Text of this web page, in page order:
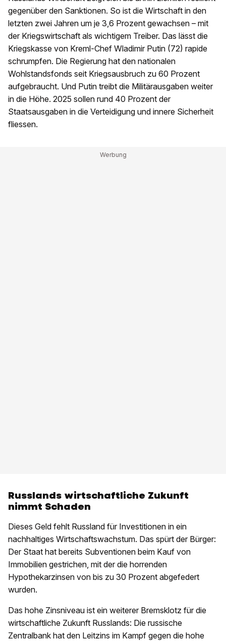
gegenüber den Sanktionen. So ist die Wirtschaft in den
letzten zwei Jahren um je 3,6 Prozent gewachsen – mit
der Kriegswirtschaft als wichtigem Treiber. Das lässt die
Kriegskasse von Kreml-Chef Wladimir Putin (72) rapide
schrumpfen. Die Regierung hat den nationalen
Wohlstandsfonds seit Kriegsausbruch zu 60 Prozent
aufgebraucht. Und Putin treibt die Militärausgaben weiter
in die Höhe. 2025 sollen rund 40 Prozent der
Staatsausgaben in die Verteidigung und innere Sicherheit
fliessen.
Russlands wirtschaftliche Zukunft
nimmt Schaden
Dieses Geld fehlt Russland für Investitionen in ein
nachhaltiges Wirtschaftswachstum. Das spürt der Bürger:
Der Staat hat bereits Subventionen beim Kauf von
Immobilien gestrichen, mit der die horrenden
Hypothekarzinsen von bis zu 30 Prozent abgefedert
wurden.
Das hohe Zinsniveau ist ein weiterer Bremsklotz für die
wirtschaftliche Zukunft Russlands: Die russische
Zentralbank hat den Leitzins im Kampf gegen die hohe